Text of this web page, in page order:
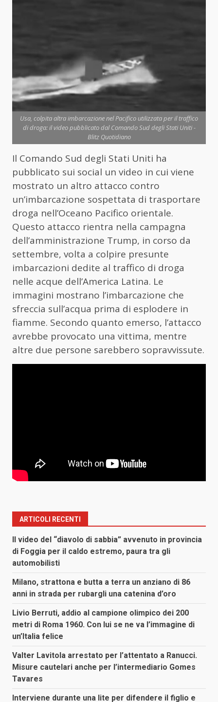
Usa, colpita altra imbarcazione nel Pacifico utilizzata per il traffico
di droga: il video pubblicato dal Comando Sud degli Stati Uniti -
Blitz Quotidiano
Il Comando Sud degli Stati Uniti ha
pubblicato sui social un video in cui viene
mostrato un altro attacco contro
un’imbarcazione sospettata di trasportare
droga nell’Oceano Pacifico orientale.
Questo attacco rientra nella campagna
dell’amministrazione Trump, in corso da
settembre, volta a colpire presunte
imbarcazioni dedite al traffico di droga
nelle acque dell’America Latina. Le
immagini mostrano l’imbarcazione che
sfreccia sull’acqua prima di esplodere in
fiamme. Secondo quanto emerso, l’attacco
avrebbe provocato una vittima, mentre
altre due persone sarebbero sopravvissute.
ARTICOLI RECENTI
Il video del “diavolo di sabbia” avvenuto in provincia
di Foggia per il caldo estremo, paura tra gli
automobilisti
Milano, strattona e butta a terra un anziano di 86
anni in strada per rubargli una catenina d’oro
Livio Berruti, addio al campione olimpico dei 200
metri di Roma 1960. Con lui se ne va l’immagine di
un’Italia felice
Valter Lavitola arrestato per l’attentato a Ranucci.
Misure cautelari anche per l’intermediario Gomes
Tavares
Interviene durante una lite per difendere il figlio e